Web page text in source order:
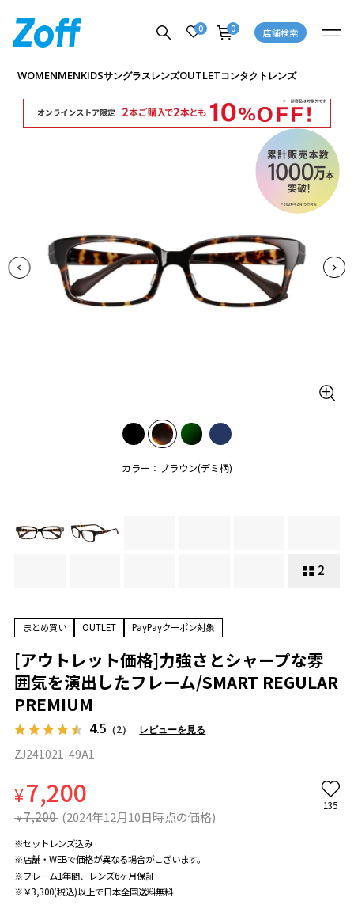
0 0 店舗検索
WOMENMENKIDSサングラスレンズOUTLETコンタクトレンズ
カラー：ブラウン(デミ柄)
2
商品詳細ページへ
まとめ買い OUTLET PayPayクーポン対象
[アウトレット価格]力強さとシャープな雰
囲気を演出したフレーム/SMART REGULAR
PREMIUM
4.5 （2） レビューを見る
ZJ241021-49A1
¥7,200
¥ 7,200 (2024年12月10日時点の価格)
135
※セットレンズ込み
※店舗・WEBで価格が異なる場合がこざいます。
※フレーム1年間、レンズ6ヶ月保証
※￥3,300(税込)以上で日本全国送料無料